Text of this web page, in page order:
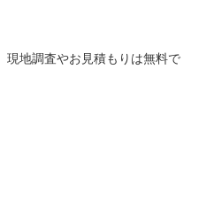
現地調査やお見積もりは無料で